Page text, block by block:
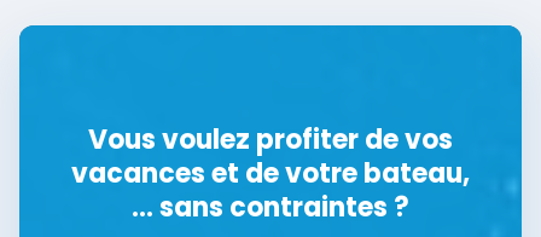
Vous voulez profiter de vos
vacances et de votre bateau,
... sans contraintes ?